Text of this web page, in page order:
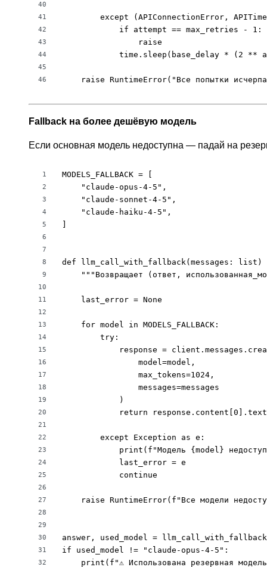
40
41
42
43
44
45
46
except (APIConnectionError,
            if attempt == max_retries - 1:
                raise
time.sleep(base_delay * (2 **
raise RuntimeError("Все попытки
Fallback на более дешёвую модель
Если основная модель недоступна — падай на
1
2
3
4
5
6
7
8
9
10
11
12
13
14
15
16
17
18
19
20
21
22
23
24
25
26
27
28
29
30
31
32
MODELS_FALLBACK = [
    "claude-opus-4-5",
    "claude-sonnet-4-5",
    "claude-haiku-4-5",
def llm_call_with_fallback(messages:
"""Возвращает (ответ,
    last_error = None
    for model in MODELS_FALLBACK:
        try:
response =
                model=model,
                max_tokens=1024,
                messages=messages
            )
return
        except Exception as e:
print(f"Модель {model}
            last_error = e
            continue
raise RuntimeError(f"Все модели
answer, used_model =
if used_model != "claude-opus-4-5":
print(f"⚠️ Использована резервная